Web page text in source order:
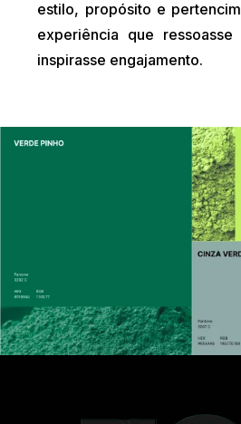
estilo, propósito e
experiência que
inspirasse engajamento.